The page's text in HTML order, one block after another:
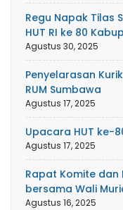
Regu Napak Tilas
HUT RI ke 80
Agustus 30, 2025
Penyelarasan
RUM Sumbawa
Agustus 17, 2025
Upacara HUT ke-
Agustus 17, 2025
Rapat Komite dan
bersama Wali
Agustus 16, 2025